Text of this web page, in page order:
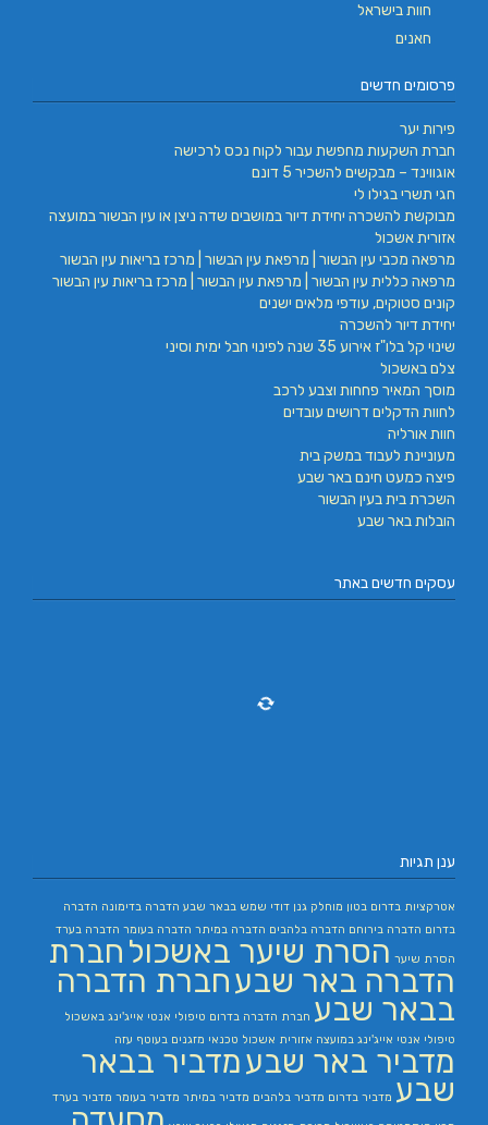
חוות בישראל
חאנים
פרסומים חדשים
פירות יער
חברת השקעות מחפשת עבור לקוח נכס לרכישה
אוגווינד – מבקשים להשכיר 5 דונם
חגי תשרי בגילו לי
מבוקשת להשכרה יחידת דיור במושבים שדה ניצן או עין הבשור במועצה
אזורית אשכול
מרפאה מכבי עין הבשור | מרפאת עין הבשור | מרכז בריאות עין הבשור
מרפאה כללית עין הבשור | מרפאת עין הבשור | מרכז בריאות עין הבשור
קונים סטוקים, עודפי מלאים ישנים
יחידת דיור להשכרה
שינוי קל בלו"ז אירוע 35 שנה לפינוי חבל ימית וסיני
צלם באשכול
מוסך המאיר פחחות וצבע לרכב
לחוות הדקלים דרושים עובדים
חוות אורליה
מעוניינת לעבוד במשק בית
פיצה כמעט חינם באר שבע
השכרת בית בעין הבשור
הובלות באר שבע
עסקים חדשים באתר
ענן תגיות
אטרקציות בדרום בטון מוחלק גנן דודי שמש בבאר שבע הדברה בדימונה הדברה
בדרום הדברה בירוחם הדברה בלהבים הדברה במיתר הדברה בעומר הדברה בערד
הסרת שיער הסרת שיער באשכול חברת
הדברה באר שבעחברת הדברה
בבאר שבע חברת הדברה בדרום טיפולי אנטי אייג'ינג באשכול
טיפולי אנטי אייג'ינג במועצה אזורית אשכול טכנאי מזגנים בעוטף עזה
מדביר באר שבעמדביר בבאר
שבע מדביר בדרום מדביר בלהבים מדביר במיתר מדביר בעומר מדביר בערד